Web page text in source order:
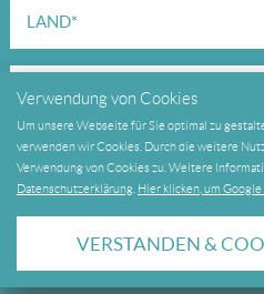
DETAILS ZUM
BEI OANA"
Verwendung von Cookies
Um unsere Webseite für Sie optimal zu
verwenden wir Cookies. Durch die weitere
Verwendung von Cookies zu. Weitere
Datenschutzerklärung Hier klicken, um
VERSTANDEN &